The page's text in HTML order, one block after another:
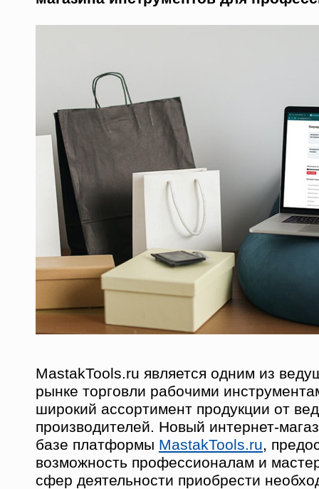
MastakTools.ru является одним из
рынке торговли рабочими
широкий ассортимент продукции от
производителей. Новый интернет-
базе платформы MastakTools.ru,
возможность профессионалам и
сфер деятельности приобрести